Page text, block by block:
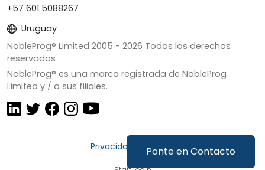
Ponte en Contacto
+57 601 5088267
Uruguay
NobleProg® Limited 2005 - 2026 Todos los derechos
reservados
NobleProg® es una marca registrada de NobleProg
Limited y / o sus filiales.
Privacidad y Cookies